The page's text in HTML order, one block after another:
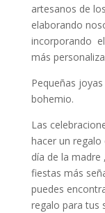
artesanos de
elaborando
incorporando
más
Pequeñas
bohemio.
Las
hacer un regalo
día de la
fiestas más
puedes
regalo para tus